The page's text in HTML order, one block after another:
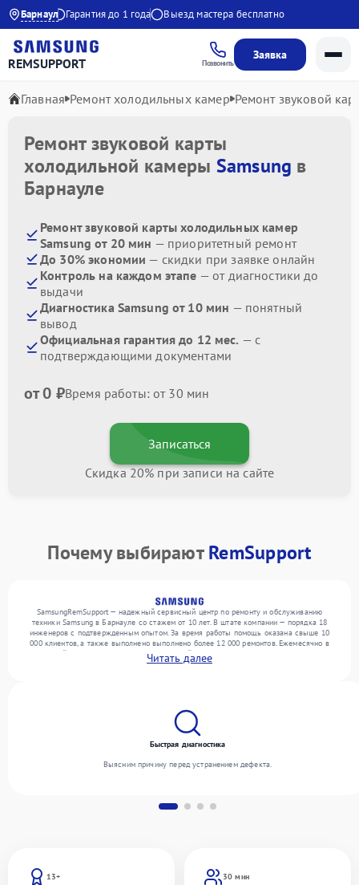
Барнаул
21:00 Гарантия до 1 года Выезд мастера бесплатно
REMSUPPORT Позвонить
Заявка
Главная Ремонт холодильных камер Ремонт звуковой
Ремонт звуковой карты
холодильной камеры Samsung в
Барнауле
Ремонт звуковой карты холодильных камер
Samsung от 20 мин — приоритетный ремонт
До 30% экономии — скидки при заявке онлайн
Контроль на каждом этапе — от диагностики до
выдачи
Диагностика Samsung от 10 мин — понятный
вывод
Официальная гарантия до 12 мес. — с
подтверждающими документами
от 0 ₽Время работы: от 30 мин
Записаться
Скидка 20% при записи на сайте
Почему выбираютRemSupport
SamsungRemSupport — надежный сервисный центр по ремонту и обслуживанию
техники Samsung в Барнауле со стажем от 10 лет. В штате компании — порядка 18
инженеров с подтвержденным опытом. За время работы помощь оказана свыше 10
000 клиентов, а также выполнено выполнено более 12 000 ремонтов. Ежемесячно в
сервисный центр поступает более 300 устройств, включая , , . Мы выполняем ремонт
различного уровня сложности и обеспечиваем надежный результат благодаря
Читать далее
13+
30 мин
Быстрая диагностика
Выясним причину перед устранением дефекта.